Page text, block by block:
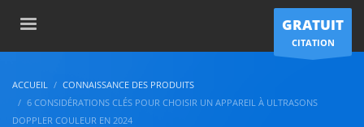
GRATUIT
CITATION
ACCUEIL
CONNAISSANCE DES PRODUITS
6 CONSIDÉRATIONS CLÉS POUR CHOISIR UN APPAREIL À ULTRASONS
DOPPLER COULEUR EN 2024